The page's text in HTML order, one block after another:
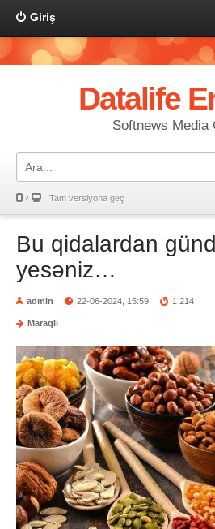
Giriş
Datalife
Softnews Media
Tam versiyona geç
Bu qidalardan
yesəniz…
admin 22-06-2024, 15:59 1 214
Maraqlı